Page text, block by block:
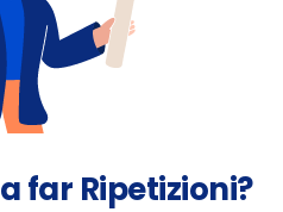
far Ripetizioni?